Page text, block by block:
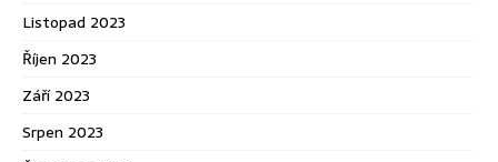
Listopad 2023
Říjen 2023
Září 2023
Srpen 2023